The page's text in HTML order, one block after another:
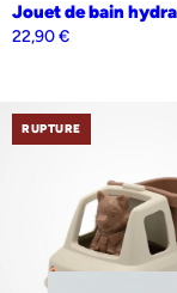
Jouet de bain
22,90€
RUPTURE